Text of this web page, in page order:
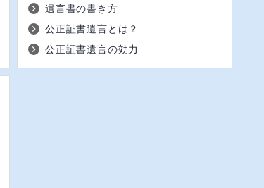
遺言書の書き方
公正証書遺言とは？
公正証書遺言の効力